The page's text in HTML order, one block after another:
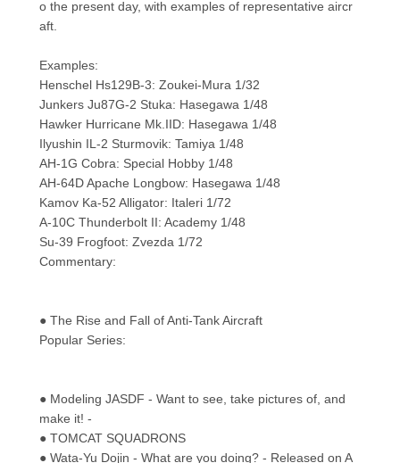
o the present day, with examples of representative aircr
aft.
Examples:
Henschel Hs129B-3: Zoukei-Mura 1/32
Junkers Ju87G-2 Stuka: Hasegawa 1/48
Hawker Hurricane Mk.IID: Hasegawa 1/48
Ilyushin IL-2 Sturmovik: Tamiya 1/48
AH-1G Cobra: Special Hobby 1/48
AH-64D Apache Longbow: Hasegawa 1/48
Kamov Ka-52 Alligator: Italeri 1/72
A-10C Thunderbolt II: Academy 1/48
Su-39 Frogfoot: Zvezda 1/72
Commentary:
● The Rise and Fall of Anti-Tank Aircraft
Popular Series:
● Modeling JASDF - Want to see, take pictures of, and
make it! -
● TOMCAT SQUADRONS
● Wata-Yu Dojin - What are you doing? - Released on A